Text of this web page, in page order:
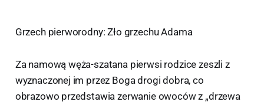
Grzech pierworodny: Zło grzechu Adama
Za namową węża-szatana pierwsi rodzice zeszli z
wyznaczonej im przez Boga drogi dobra, co
obrazowo przedstawia zerwanie owoców z „drzewa